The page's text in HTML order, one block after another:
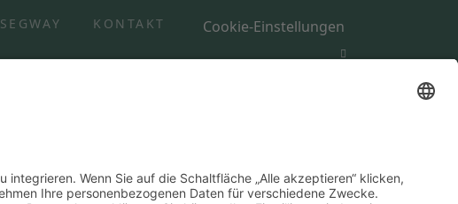
SEGWAY KONTAKT Cookie-Einstellungen